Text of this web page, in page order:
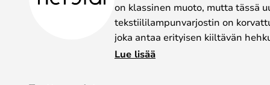
on klassinen muoto, mutta tässä
tekstiililampunvarjostin on
joka antaa erityisen kiiltävän
paistaa sekä lampunvarjostimen
Lue lisää